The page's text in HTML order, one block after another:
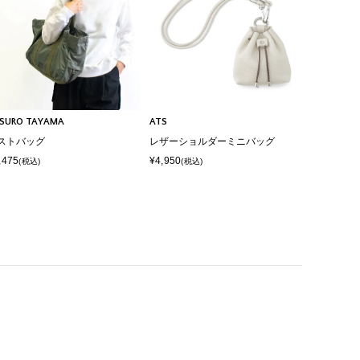
TAYAMA
トバッグ
(税込)
ATS
レザーショルダーミニバッグ
¥4,950(税込)